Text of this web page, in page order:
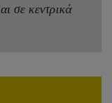
σε κεντρικά